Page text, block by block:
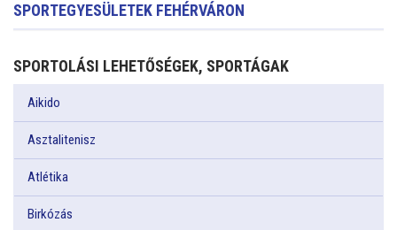
SPORTEGYESÜLETEK FEHÉRVÁRON
SPORTOLÁSI LEHETŐSÉGEK, SPORTÁGAK
Aikido
Asztalitenisz
Atlétika
Birkózás